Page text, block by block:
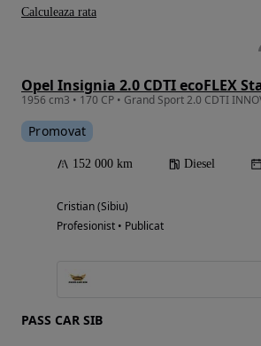
Promovat
152 000 km Diesel
Cristian (Sibiu)
Profesionist • Publicat
PASS CAR SIB
Calculeaza rata